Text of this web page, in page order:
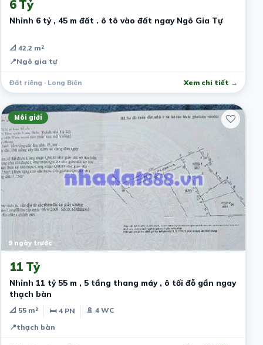
6 Tỷ
Nhỉnh 6 tỷ , 45 m đất . ô tô vào đất ngay Ngô Gia Tự
📐 42.2 m²
📍Ngô gia tự
Đất riêng · Long Biên Xem chi tiết →
Môi giới
9 ngày trước
11 Tỷ
Nhỉnh 11 tỷ 55 m , 5 tầng thang máy , ô tối đỗ gần ngay
thạch bàn
📐 55 m² 🛏 4 PN
🚿 4 WC
📍thạch bàn